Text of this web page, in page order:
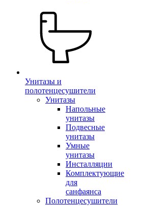
Унитазы и
полотенцесушители
Унитазы
Напольные
унитазы
Подвесные
унитазы
Умные
унитазы
Инсталляции
Комплектующие
для
санфаянса
Полотенцесушители